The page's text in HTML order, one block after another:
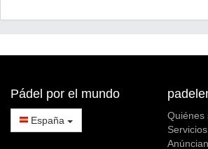
Pádel por el mundo
España
Quiénes